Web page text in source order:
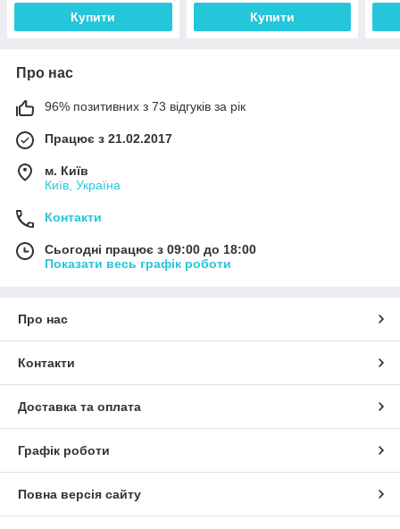
Купити Купити
Про нас
96% позитивних з 73 відгуків за рік
Працює з 21.02.2017
м. Київ
Київ, Україна
Контакти
Сьогодні працює з 09:00 до 18:00
Показати весь графік роботи
Про нас
Контакти
Доставка та оплата
Графік роботи
Повна версія сайту